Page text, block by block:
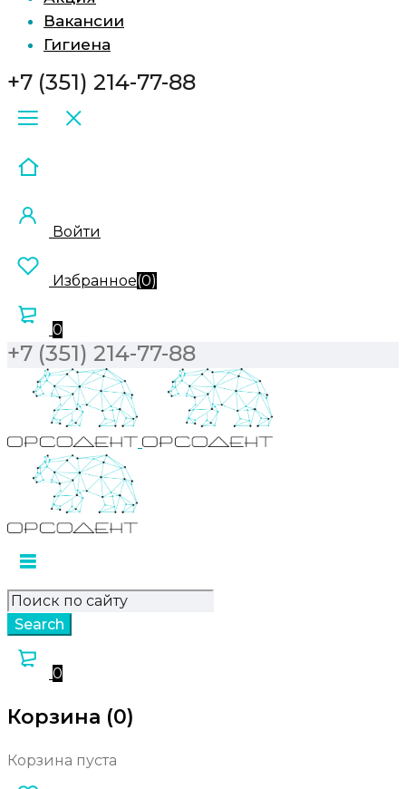
Вакансии
Гигиена
+7 (351) 214-77-88
Войти
Избранное(0)
0
+7 (351) 214-77-88
0
Корзина (0)
Корзина пуста